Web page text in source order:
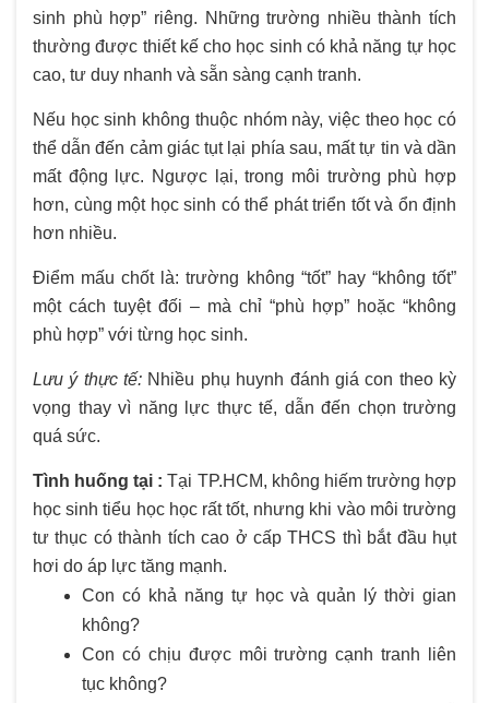
sinh phù hợp” riêng. Những trường nhiều thành tích
thường được thiết kế cho học sinh có khả năng tự học
cao, tư duy nhanh và sẵn sàng cạnh tranh.
Nếu học sinh không thuộc nhóm này, việc theo học có
thể dẫn đến cảm giác tụt lại phía sau, mất tự tin và dần
mất động lực. Ngược lại, trong môi trường phù hợp
hơn, cùng một học sinh có thể phát triển tốt và ổn định
hơn nhiều.
Điểm mấu chốt là: trường không “tốt” hay “không tốt”
một cách tuyệt đối – mà chỉ “phù hợp” hoặc “không
phù hợp” với từng học sinh.
Lưu ý thực tế: Nhiều phụ huynh đánh giá con theo kỳ
vọng thay vì năng lực thực tế, dẫn đến chọn trường
quá sức.
Tình huống tại : Tại TP.HCM, không hiếm trường hợp
học sinh tiểu học học rất tốt, nhưng khi vào môi trường
tư thục có thành tích cao ở cấp THCS thì bắt đầu hụt
hơi do áp lực tăng mạnh.
Con có khả năng tự học và quản lý thời gian
không?
Con có chịu được môi trường cạnh tranh liên
tục không?